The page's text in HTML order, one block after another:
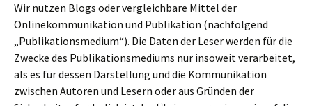
Wir nutzen Blogs oder vergleichbare Mittel der
Onlinekommunikation und Publikation (nachfolgend
„Publikationsmedium“). Die Daten der Leser werden für die
Zwecke des Publikationsmediums nur insoweit verarbeitet,
als es für dessen Darstellung und die Kommunikation
zwischen Autoren und Lesern oder aus Gründen der